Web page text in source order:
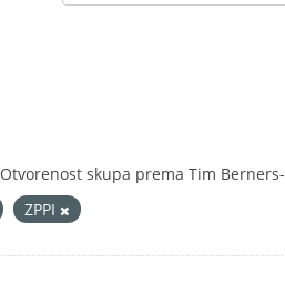
Otvorenost skupa prema Tim Berners-
ZPPI